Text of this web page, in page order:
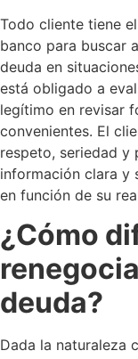
Todo cliente tiene
banco para buscar
deuda en
está obligado a
legítimo en revisar
convenientes. El
respeto, seriedad y
información clara y
en función de su
¿Cómo
deuda?
Dada la naturaleza